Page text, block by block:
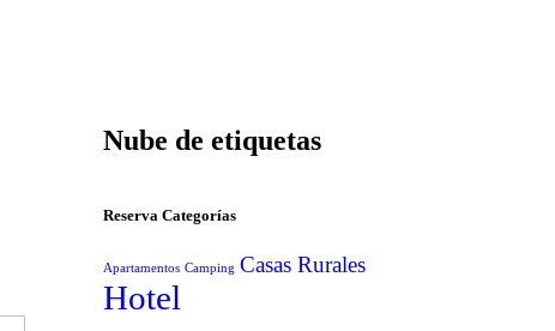
Nube de etiquetas
Reserva Categorías
Apartamentos Camping Casas Rurales
Hotel